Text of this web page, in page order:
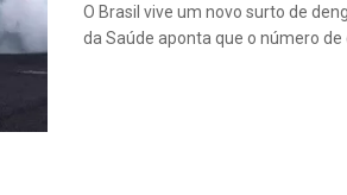
O Brasil vive um novo surto de
da Saúde aponta que o número de